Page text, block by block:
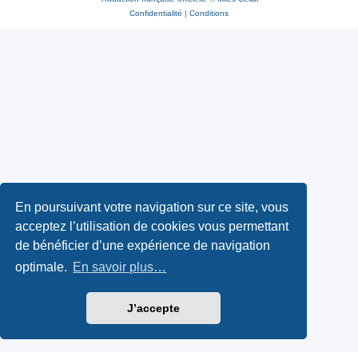
En poursuivant votre navigation sur ce site, vous
acceptez l’utilisation de cookies vous permettant
de bénéficier d’une expérience de navigation
optimale. En savoir plus…
J’accepte
Confidentialité | Conditions